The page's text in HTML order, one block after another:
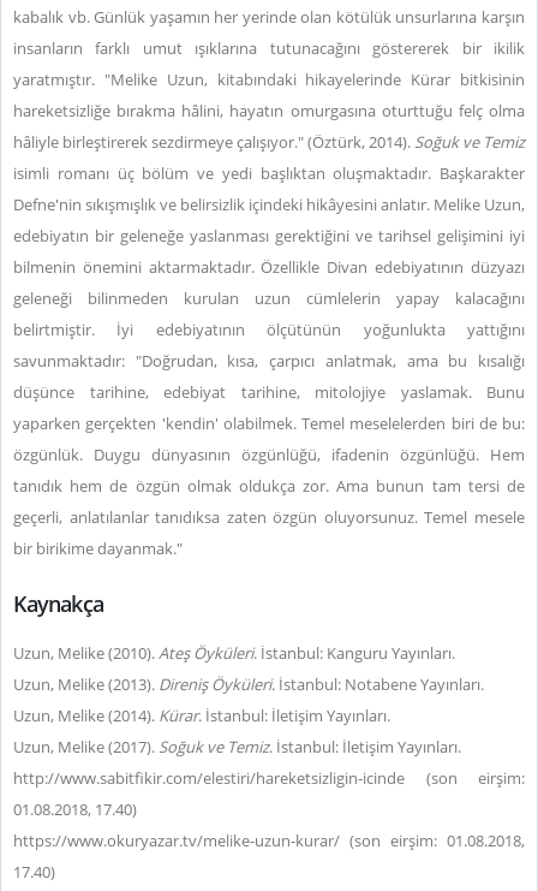
kabalık vb. Günlük yaşamın her yerinde olan kötülük unsurlarına karşın
insanların farklı umut ışıklarına tutunacağını göstererek bir ikilik
yaratmıştır. "Melike Uzun, kitabındaki hikayelerinde Kürar bitkisinin
hareketsizliğe bırakma hâlini, hayatın omurgasına oturttuğu felç olma
hâliyle birleştirerek sezdirmeye çalışıyor." (Öztürk, 2014). Soğuk ve Temiz
isimli romanı üç bölüm ve yedi başlıktan oluşmaktadır. Başkarakter
Defne'nin sıkışmışlık ve belirsizlik içindeki hikâyesini anlatır. Melike Uzun,
edebiyatın bir geleneğe yaslanması gerektiğini ve tarihsel gelişimini iyi
bilmenin önemini aktarmaktadır. Özellikle Divan edebiyatının düzyazı
geleneği bilinmeden kurulan uzun cümlelerin yapay kalacağını
belirtmiştir. İyi edebiyatının ölçütünün yoğunlukta yattığını
savunmaktadır: "Doğrudan, kısa, çarpıcı anlatmak, ama bu kısalığı
düşünce tarihine, edebiyat tarihine, mitolojiye yaslamak. Bunu
yaparken gerçekten 'kendin' olabilmek. Temel meselelerden biri de bu:
özgünlük. Duygu dünyasının özgünlüğü, ifadenin özgünlüğü. Hem
tanıdık hem de özgün olmak oldukça zor. Ama bunun tam tersi de
geçerli, anlatılanlar tanıdıksa zaten özgün oluyorsunuz. Temel mesele
bir birikime dayanmak."
Kaynakça
Uzun, Melike (2010).Ateş Öyküleri. İstanbul: Kanguru Yayınları.
Uzun, Melike (2013). Direniş Öyküleri. İstanbul: Notabene Yayınları.
Uzun, Melike (2014). Kürar. İstanbul: İletişim Yayınları.
Uzun, Melike (2017). Soğuk ve Temiz. İstanbul: İletişim Yayınları.
http://www.sabitfikir.com/elestiri/hareketsizligin-icinde (son eirşim:
01.08.2018, 17.40)
https://www.okuryazar.tv/melike-uzun-kurar/ (son eirşim: 01.08.2018,
17.40)